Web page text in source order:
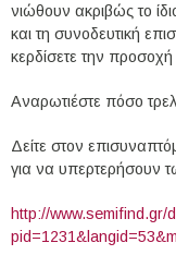
νιώθουν ακριβώς το
και τη συνοδευτική
κερδίσετε την
Αναρωτιέστε πόσο
Δείτε στον
για να υπερτερήσουν
http://www.semifind.gr/